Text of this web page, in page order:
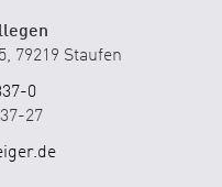
79219 Staufen
0
27